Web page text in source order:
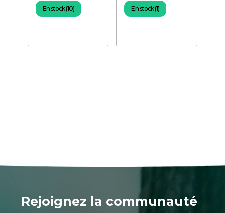
En stock (10) En stock (1)
Rejoignez la communauté